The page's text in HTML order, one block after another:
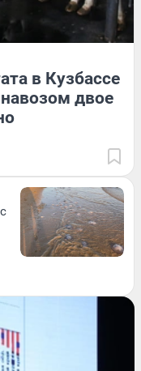
в Кузбассе
двое